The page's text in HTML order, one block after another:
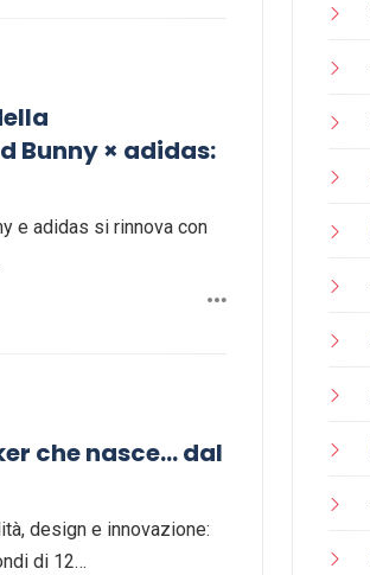
Bunny × adidas:
e adidas si rinnova con
che nasce… dal
design e innovazione:
di 12…